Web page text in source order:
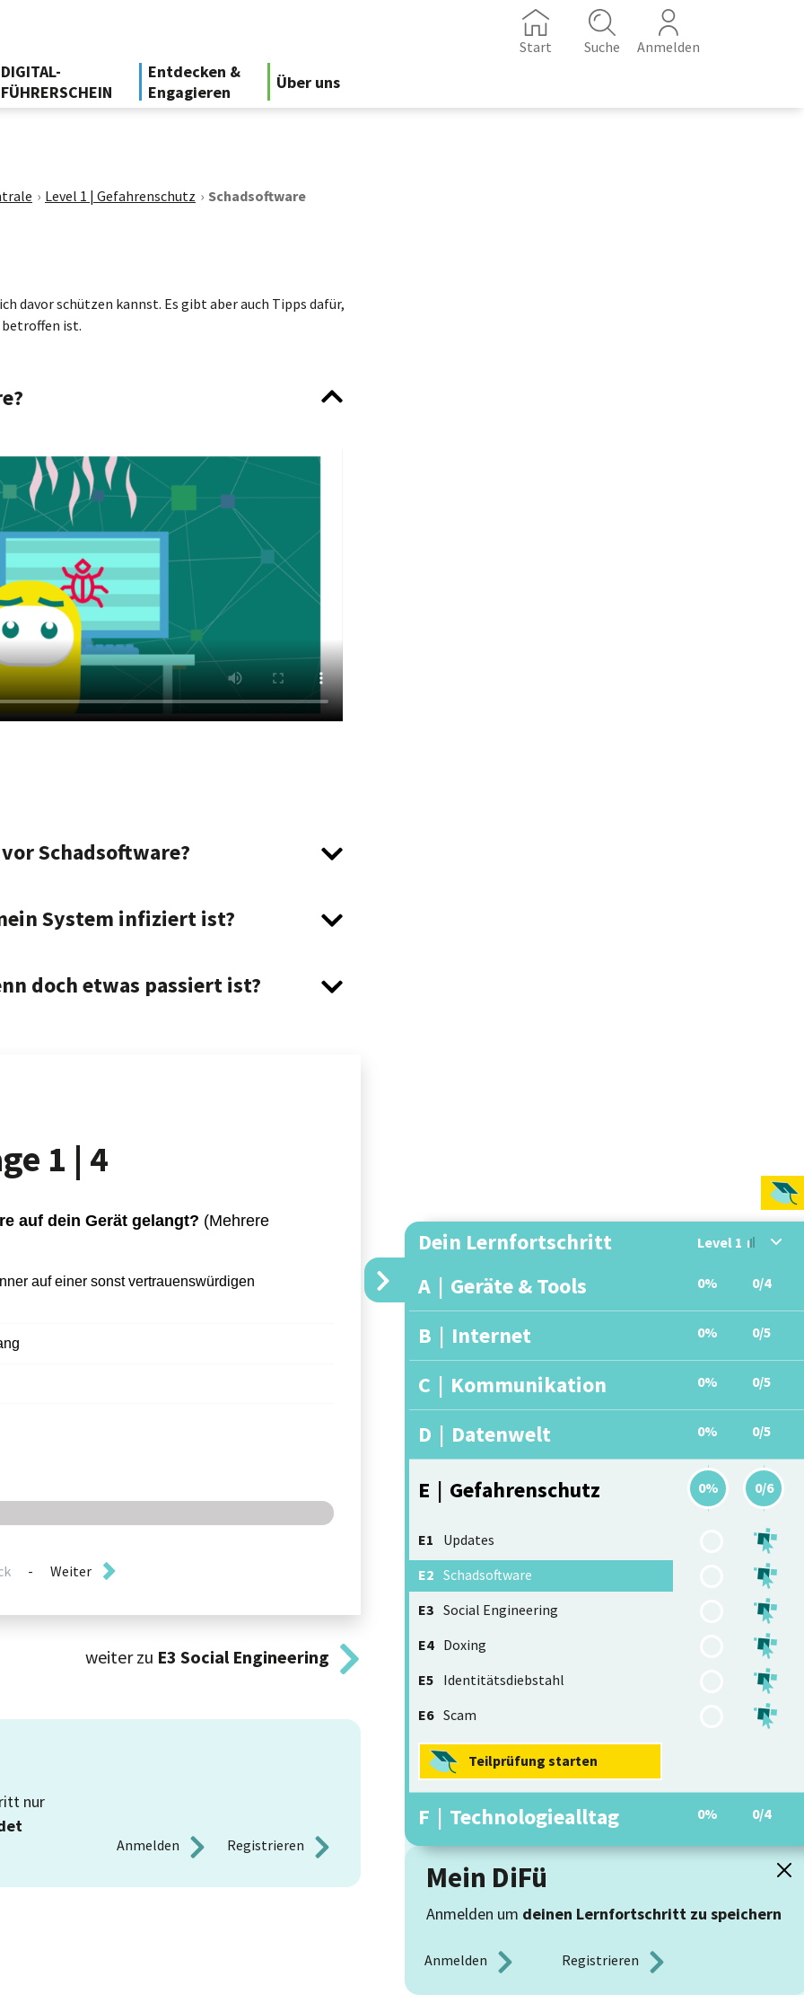
DIGITAL-
FÜHRERSCHEIN
Entdecken &
Engagieren
Über uns
Start Suche Anmelden
Level 1 | Gefahrenschutz Schadsoftware
davor schützen kannst. Es gibt aber auch Tipps dafür,
betroffen ist.
Schadsoftware?
System infiziert ist?
doch etwas passiert ist?
1 | 4
- Weiter
weiter zu E3 Social Engineering
nur
Anmelden Registrieren
Dein Lernfortschritt Level 1
A | Geräte & Tools 0% 0/4
B | Internet 0% 0/5
C | Kommunikation 0% 0/5
D | Datenwelt 0% 0/5
E | Gefahrenschutz 0% 0/6
E1
Updates
E2 Schadsoftware
E3 Social Engineering
E4 Doxing
E5 Identitätsdiebstahl
E6 Scam
Teilprüfung starten
F | Technologiealltag 0% 0/4
Mein DiFü
Anmelden um deinen Lernfortschritt zu speichern
Anmelden Registrieren